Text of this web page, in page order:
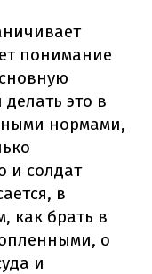
понимание
это в
нормами,
и солдат
в
как брать в
о
и